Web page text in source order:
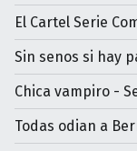
El Cartel Serie
Sin senos si hay
Chica vampiro -
Todas odian a